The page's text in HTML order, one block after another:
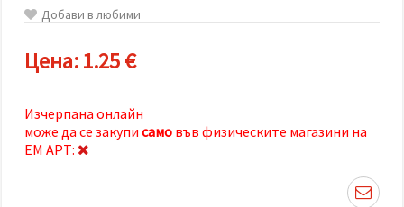
използваме
като
всички!"
или да
посочиш
предпочитанията
Добави в любими
Цена:1.25 €
Изчерпана онлайн
може да се закупи само във физическите магазини на
ЕМ АРТ: